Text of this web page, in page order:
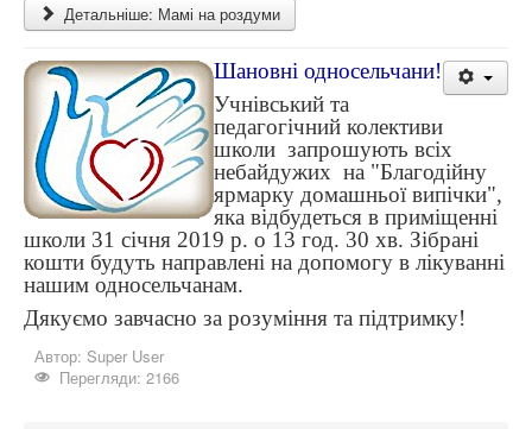
Детальніше: Мамі на роздуми
Шановні односельчани!
Учнівський та
педагогічний колективи
школи запрошують всіх
небайдужих на "Благодійну
ярмарку домашньої випічки",
яка відбудеться в приміщенні
школи 31 січня 2019 р. о 13 год. 30 хв. Зібрані
кошти будуть направлені на допомогу в лікуванні
нашим односельчанам.
Дякуємо завчасно за розуміння та підтримку!
Автор: Super User
Перегляди: 2166